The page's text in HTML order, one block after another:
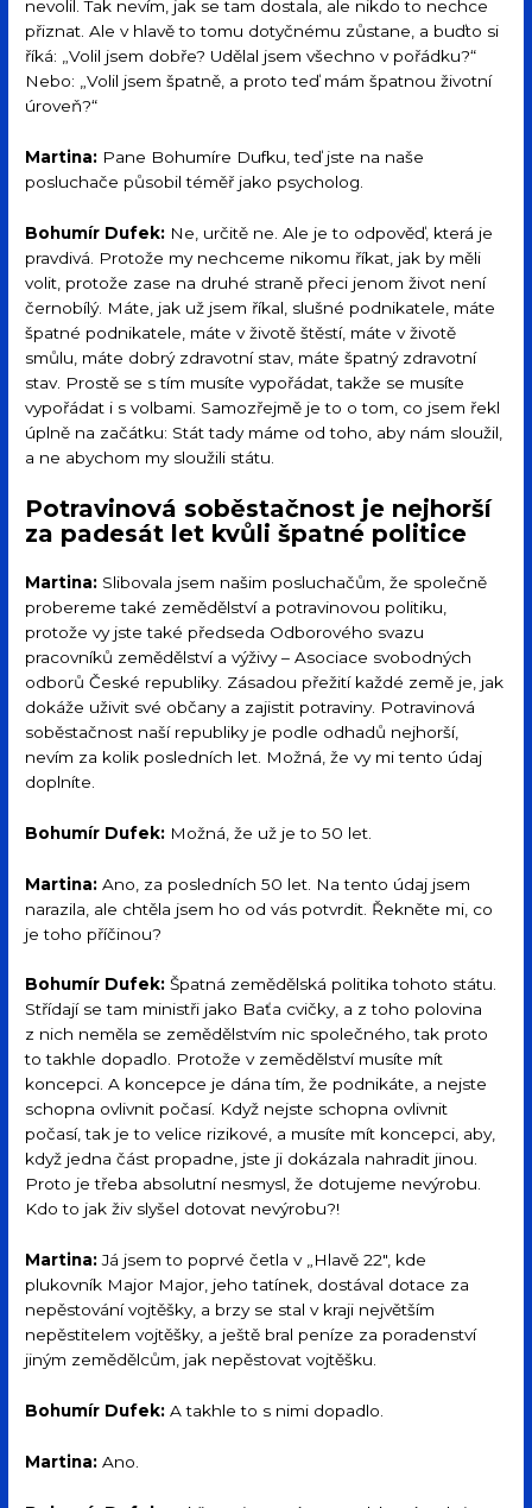
nevolil. Tak nevím, jak se tam dostala, ale nikdo to nechce
přiznat. Ale v hlavě to tomu dotyčnému zůstane, a buďto si
říká: „Volil jsem dobře? Udělal jsem všechno v pořádku?“
Nebo: „Volil jsem špatně, a proto teď mám špatnou životní
úroveň?“
Martina: Pane Bohumíre Dufku, teď jste na naše
posluchače působil téměř jako psycholog.
Bohumír Dufek: Ne, určitě ne. Ale je to odpověď, která je
pravdivá. Protože my nechceme nikomu říkat, jak by měli
volit, protože zase na druhé straně přeci jenom život není
černobílý. Máte, jak už jsem říkal, slušné podnikatele, máte
špatné podnikatele, máte v životě štěstí, máte v životě
smůlu, máte dobrý zdravotní stav, máte špatný zdravotní
stav. Prostě se s tím musíte vypořádat, takže se musíte
vypořádat i s volbami. Samozřejmě je to o tom, co jsem řekl
úplně na začátku: Stát tady máme od toho, aby nám sloužil,
a ne abychom my sloužili státu.
Potravinová soběstačnost je nejhorší
za padesát let kvůli špatné politice
Martina: Slibovala jsem našim posluchačům, že společně
probereme také zemědělství a potravinovou politiku,
protože vy jste také předseda Odborového svazu
pracovníků zemědělství a výživy – Asociace svobodných
odborů České republiky. Zásadou přežití každé země je, jak
dokáže uživit své občany a zajistit potraviny. Potravinová
soběstačnost naší republiky je podle odhadů nejhorší,
nevím za kolik posledních let. Možná, že vy mi tento údaj
doplníte.
Bohumír Dufek: Možná, že už je to 50 let.
Martina: Ano, za posledních 50 let. Na tento údaj jsem
narazila, ale chtěla jsem ho od vás potvrdit. Řekněte mi, co
je toho příčinou?
Bohumír Dufek: Špatná zemědělská politika tohoto státu.
Střídají se tam ministři jako Baťa cvičky, a z toho polovina
z nich neměla se zemědělstvím nic společného, tak proto
to takhle dopadlo. Protože v zemědělství musíte mít
koncepci. A koncepce je dána tím, že podnikáte, a nejste
schopna ovlivnit počasí. Když nejste schopna ovlivnit
počasí, tak je to velice rizikové, a musíte mít koncepci, aby,
když jedna část propadne, jste ji dokázala nahradit jinou.
Proto je třeba absolutní nesmysl, že dotujeme nevýrobu.
Kdo to jak živ slyšel dotovat nevýrobu?!
Martina:Já jsem to poprvé četla v „Hlavě 22″, kde
plukovník Major Major, jeho tatínek, dostával dotace za
nepěstování vojtěšky, a brzy se stal v kraji největším
nepěstitelem vojtěšky, a ještě bral peníze za poradenství
jiným zemědělcům, jak nepěstovat vojtěšku.
Bohumír Dufek: A takhle to s nimi dopadlo.
Martina: Ano.